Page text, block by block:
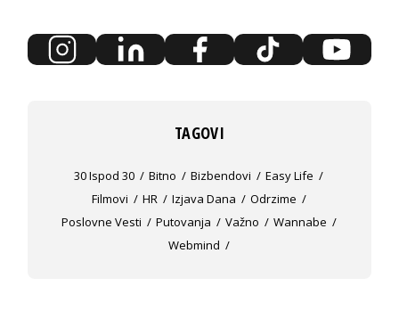
TAGOVI
30 Ispod 30 Bitno Bizbendovi
Easy Life
Filmovi
HR Izjava Dana
Odrzime
Poslovne Vesti
Putovanja Važno
Wannabe
Webmind